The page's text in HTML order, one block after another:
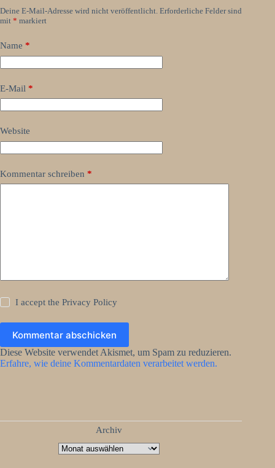
Deine E-Mail-Adresse wird nicht veröffentlicht. Erforderliche Felder sind
mit * markiert
Name *
E-Mail *
Website
Kommentar schreiben *
I accept thePrivacy Policy
Kommentar abschicken
Diese Website verwendet Akismet, um Spam zu reduzieren.
Erfahre, wie deine Kommentardaten verarbeitet werden.
Archiv